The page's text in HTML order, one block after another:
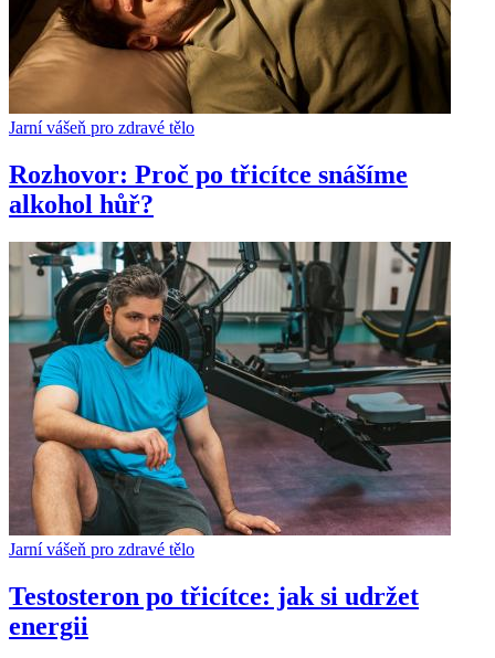
Jarní vášeň pro zdravé tělo
Rozhovor: Proč po třicítce snášíme
alkohol hůř?
Jarní vášeň pro zdravé tělo
Testosteron po třicítce: jak si udržet
energii